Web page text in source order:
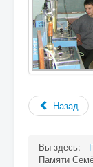
Назад
Вы здесь:
Памяти